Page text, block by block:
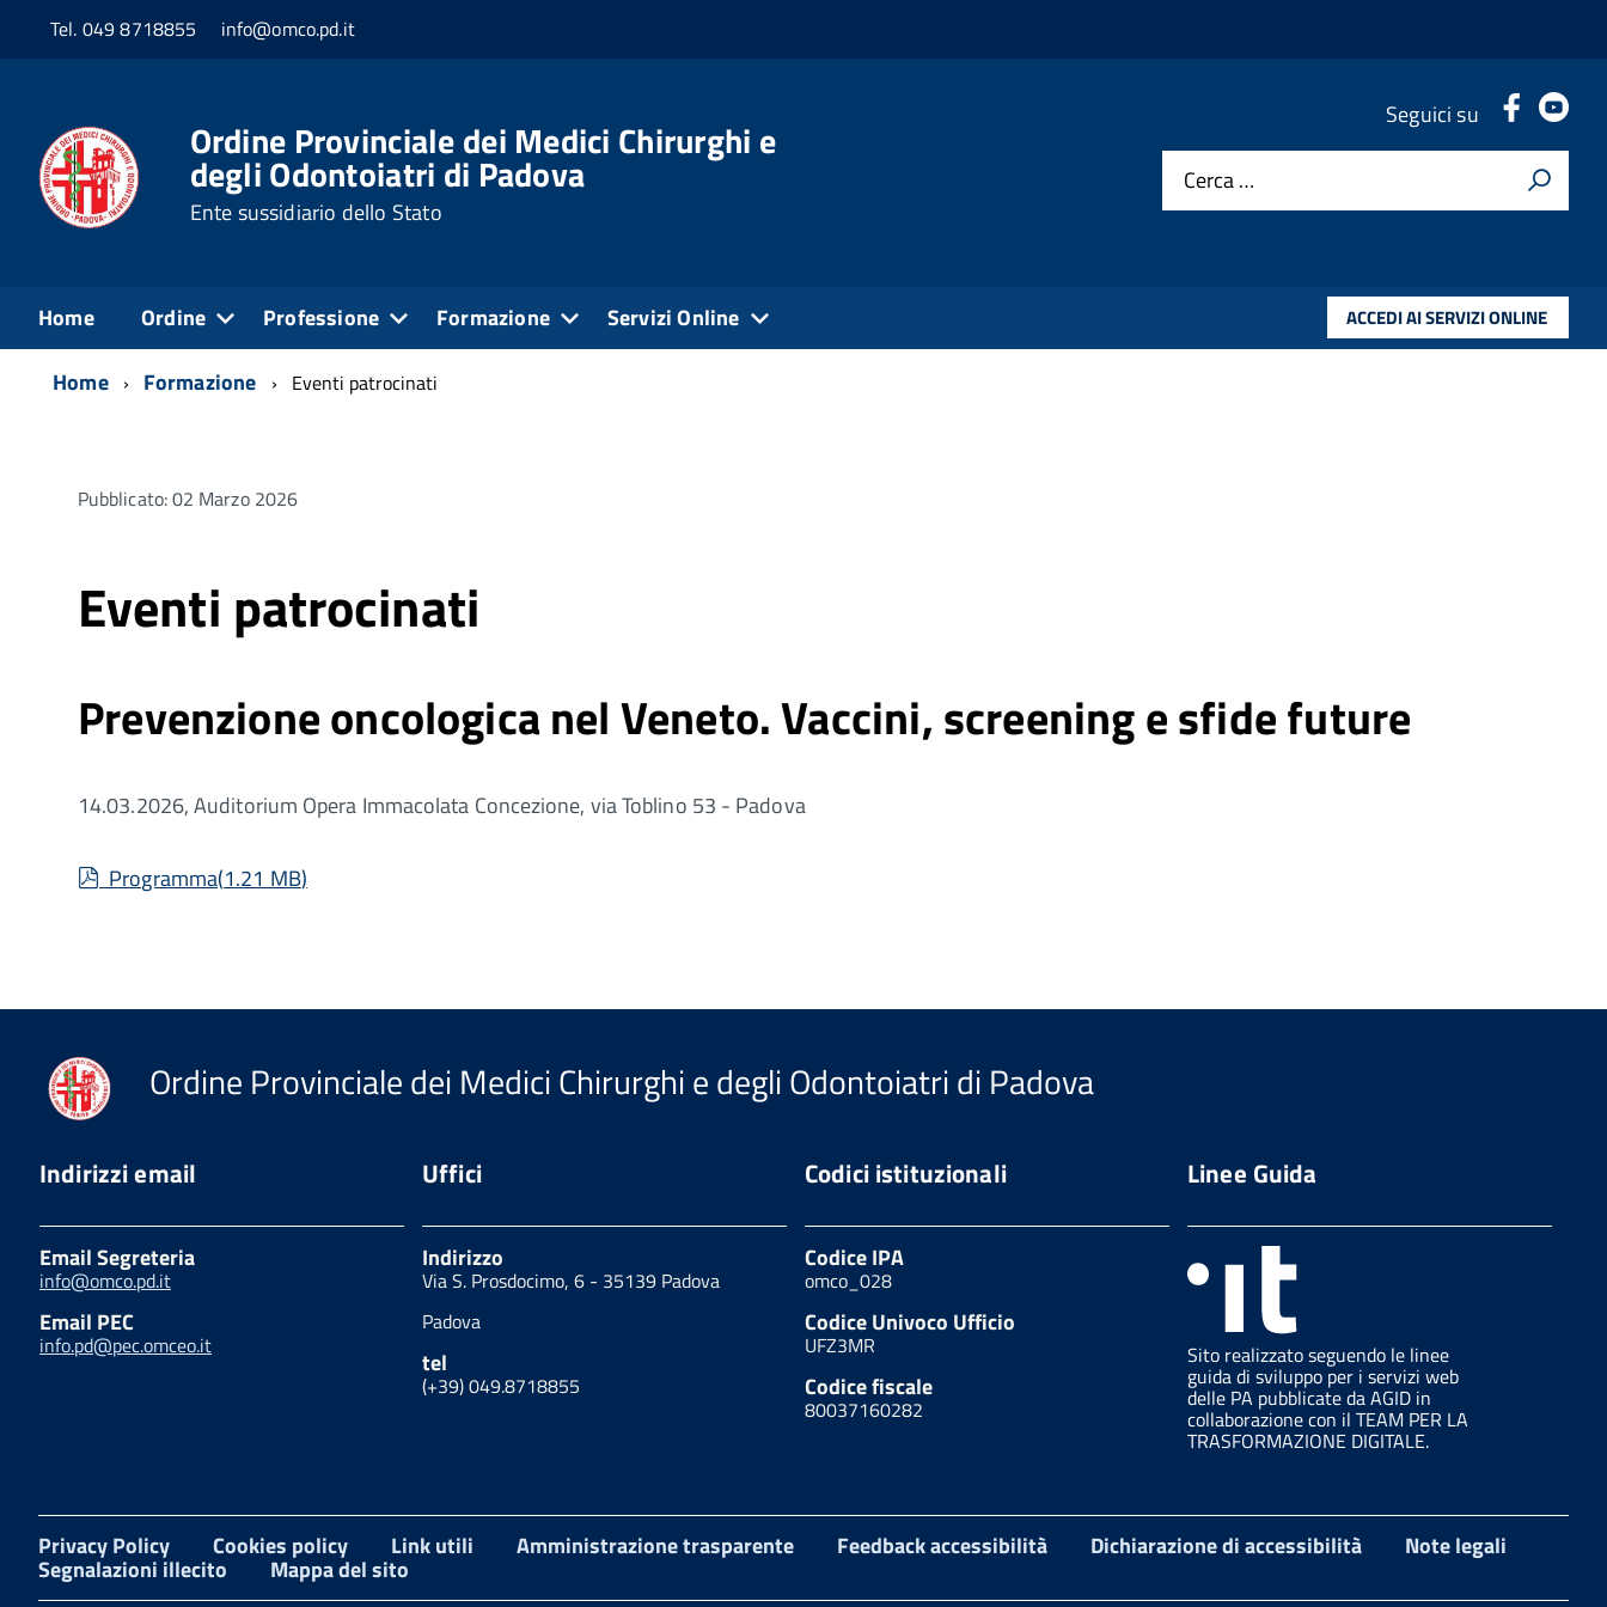
Tel. 049 8718855 info@omco.pd.it
Ordine Provinciale dei Medici Chirurghi e
degli Odontoiatri di Padova
Ente sussidiario dello Stato
Seguici su . .
Cerca …
Home Ordine Professione Formazione Servizi Online ACCEDI AI SERVIZI ONLINE
Home Formazione Eventi patrocinati
Pubblicato: 02 Marzo 2026
Eventi patrocinati
Prevenzione oncologica nel Veneto. Vaccini, screening e sfide future
14.03.2026, Auditorium Opera Immacolata Concezione, via Toblino 53 - Padova
pdf
Programma(1.21 MB)
Ordine Provinciale dei Medici Chirurghi e degli Odontoiatri di Padova
Indirizzi email
Email Segreteria
info@omco.pd.it
Email PEC
info.pd@pec.omceo.it
Uffici
Indirizzo
Via S. Prosdocimo, 6 - 35139 Padova
Padova
tel
(+39) 049.8718855
Codici istituzionali
Codice IPA
omco_028
Codice Univoco Ufficio
UFZ3MR
Codice fiscale
80037160282
Linee Guida
Sito realizzato seguendo le linee
guida di sviluppo per i servizi web
delle PA pubblicate da AGID in
collaborazione con il TEAM PER LA
TRASFORMAZIONE DIGITALE.
Privacy Policy Cookies policy Link utili Amministrazione trasparente Feedback accessibilità Dichiarazione di accessibilità Note legali
Segnalazioni illecito Mappa del sito